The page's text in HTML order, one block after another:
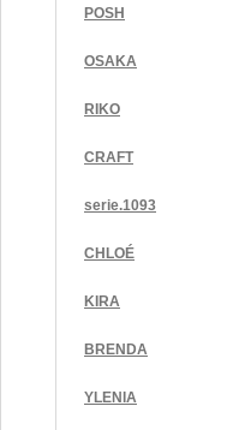
POSH
OSAKA
RIKO
CRAFT
serie.1093
CHLOÉ
KIRA
BRENDA
YLENIA